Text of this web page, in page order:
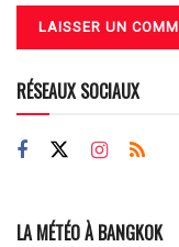
RÉSEAUX SOCIAUX
LA MÉTÉO À BANGKOK